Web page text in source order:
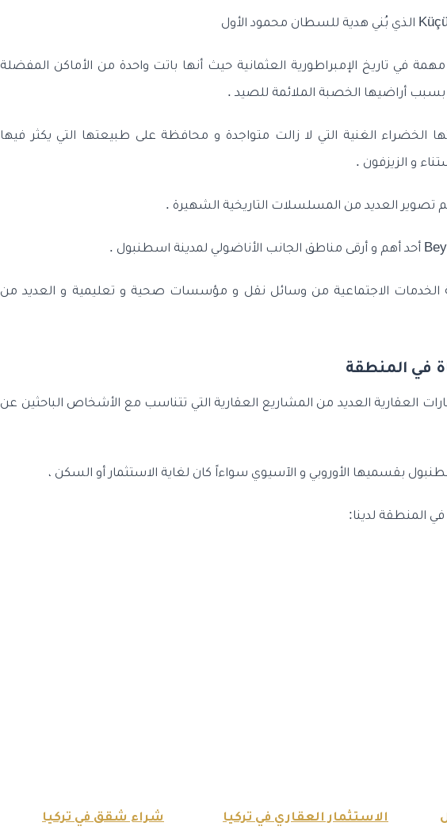
في تاريخ الإمبراطورية العثمانية حيث أنها باتت واحدة من الأماكن المفضلة
بسبب أراضيها الخصبة الملائمة للصيد .
الخضراء الغنية التي لا زالت متواجدة و محافظة على طبيعتها التي يكثر فيها
و الزيزفون .
تصوير العديد من المسلسلات التاريخية الشهيرة .
الخدمات الاجتماعية من وسائل نقل و مؤسسات صحية و تعليمية و العديد من
في المنطقة
العقارية العديد من المشاريع العقارية التي تتناسب مع الأشخاص الباحثين عن
بقسميها الأوروبي و الآسيوي سواءاً كان لغاية الاستثمار أو السكن ،
المنطقة لدينا:
الاستثمار العقاري في تركيا شراء شقق في تركيا